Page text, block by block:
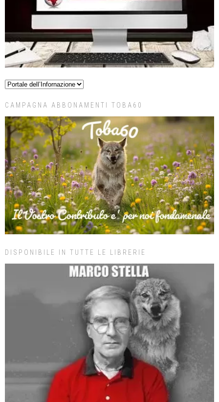
CAMPAGNA ABBONAMENTI TOBA60
DISPONIBILE IN TUTTE LE LIBRERIE